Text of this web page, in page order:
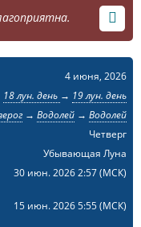
4 июня, 2026
18 лун. день → 19 лун. день
→ Водолей→ Водолей
Четверг
Убывающая Луна
30 июн. 2026 2:57(МСК)
15 июн. 2026 5:55(МСК)